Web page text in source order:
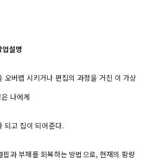
업설명
버랩 시키거나 편집의 과정을 거친 이 가상
나에게
되고 집이 되어준다.
핍과 부재를 회복하는 방법으로, 현재의 황량